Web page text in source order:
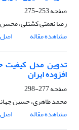
صفحه253-275
رضا نعمتی کشتلی،
مشاهده مقاله
اصل
تدوین مدل کیفیت
افزوده ایران
صفحه277-298
محمد طاهری، حسین
مشاهده مقاله
اصل